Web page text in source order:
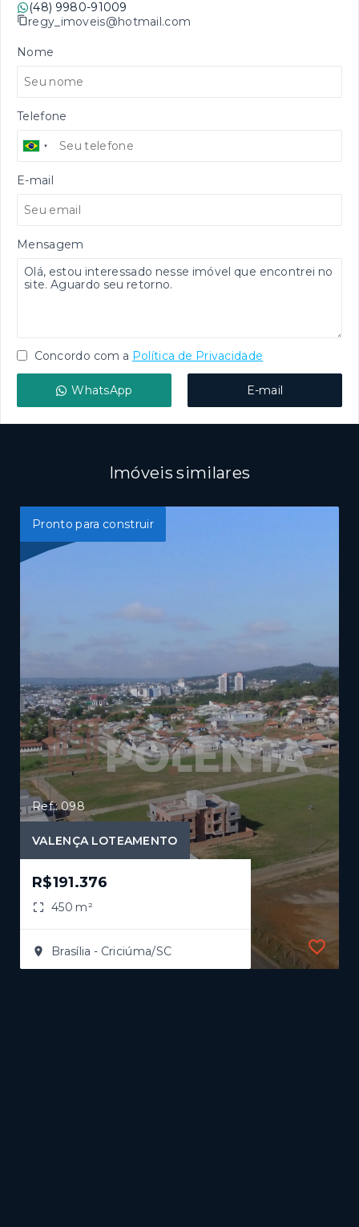
(48) 9980-91009
regy_imoveis@hotmail.com
Nome
Telefone
E-mail
Mensagem
Concordo com a Política de Privacidade
WhatsApp E-mail
Imóveis similares
Pronto para construir
Ref.: 098
VALENÇA LOTEAMENTO
R$191.376
450 m²
Brasília - Criciúma/SC